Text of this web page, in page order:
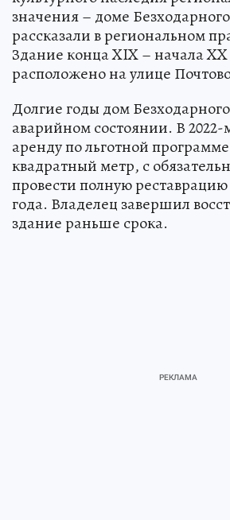
значения – доме
рассказали в региональном
Здание конца XIX – начала XX
расположено на улице
Долгие годы дом
аварийном состоянии. В 2022-
аренду по льготной программе
квадратный метр, с
провести полную реставрацию
года. Владелец завершил
здание раньше срока.